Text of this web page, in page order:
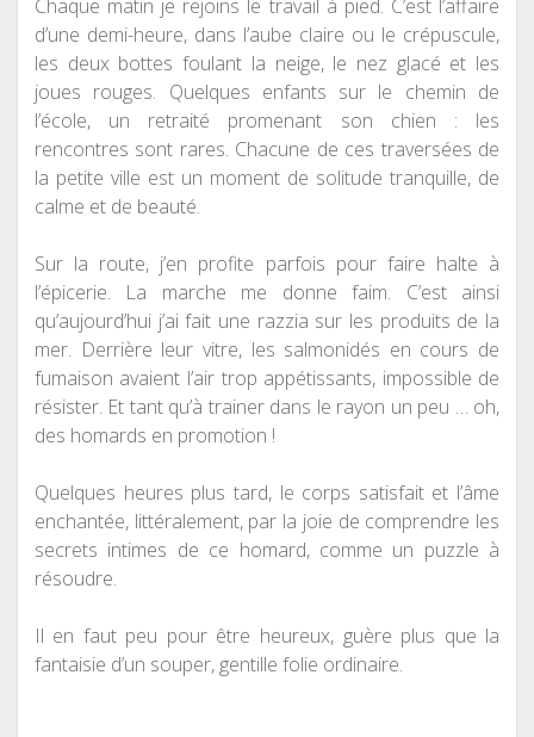
Chaque matin je rejoins le travail à pied. C’est l’affaire
d’une demi-heure, dans l’aube claire ou le crépuscule,
les deux bottes foulant la neige, le nez glacé et les
joues rouges. Quelques enfants sur le chemin de
l’école, un retraité promenant son chien : les
rencontres sont rares. Chacune de ces traversées de
la petite ville est un moment de solitude tranquille, de
calme et de beauté.
Sur la route, j’en profite parfois pour faire halte à
l’épicerie. La marche me donne faim. C’est ainsi
qu’aujourd’hui j’ai fait une razzia sur les produits de la
mer. Derrière leur vitre, les salmonidés en cours de
fumaison avaient l’air trop appétissants, impossible de
résister. Et tant qu’à trainer dans le rayon un peu … oh,
des homards en promotion !
Quelques heures plus tard, le corps satisfait et l’âme
enchantée, littéralement, par la joie de comprendre les
secrets intimes de ce homard, comme un puzzle à
résoudre.
Il en faut peu pour être heureux, guère plus que la
fantaisie d’un souper, gentille folie ordinaire.